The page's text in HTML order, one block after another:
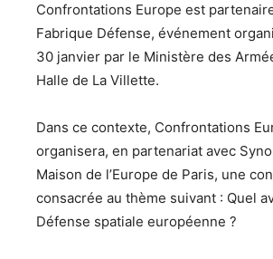
Confrontations Europe est
Fabrique Défense, événement
30 janvier par le Ministère des
Halle de La Villette.
Dans ce contexte, Confrontations
organisera, en partenariat avec
Maison de l’Europe de Paris, une
consacrée au thème suivant : Quel
Défense spatiale européenne ?